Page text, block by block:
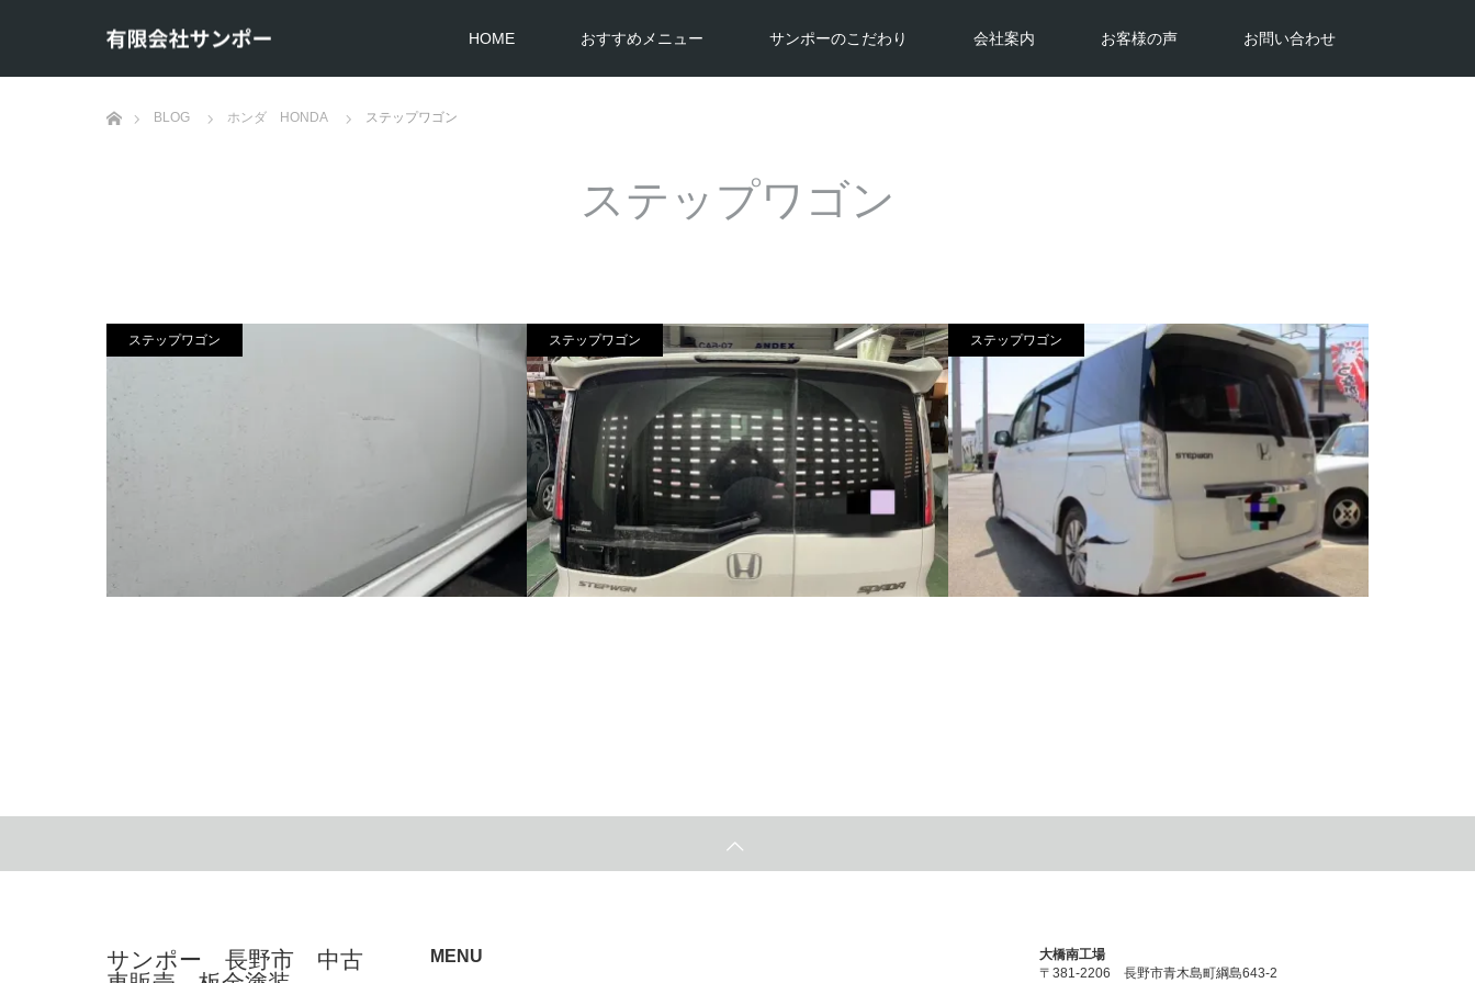
HOME おすすめメニュー サンポーのこだわり 会社案内 お客様の声 お問い合わせ
BLOG ホンダ HONDA ステップワゴン
ステップワゴン
ステップワゴン ステップワゴン ステップワゴン
MENU
大橋南工場
〒381-2206 長野市青木島町綱島643-2
サンポー 長野市 中古